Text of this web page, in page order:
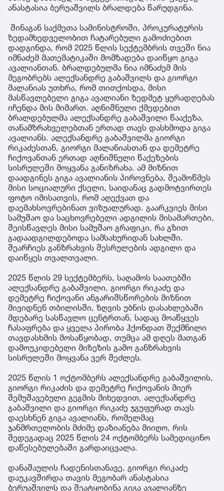
ანასტასია ბერუაშვილს ბრალდება წარუდგინა.
შინაგან საქმეთა სამინისტროში, პროკურატურის
ზედამხედველობით ჩატარებული გამოძიებით
დადგინდა, რომ 2025 წლის სექტემბრის თვეში ნია
იმნაძემ მათემატიკაში მომზადება დაიწყო გიგა
ავალიანთან. ბრალდებულმა ნია იმნაძემ მის
მეგობრებს ალექსანდრე გაბაშვილს და გიორგი
მალანიას უთხრა, რომ თითქოსდა, მისი
მასწავლებელი გიგა ავალიანი ზედმეტ ყურადღებას
იჩენდა მის მიმართ. აღნიშნული ქმედებით
ბრალდებულმა ალექსანდრე გაბაშვილი წააქეზა,
თანამზრახველებთან ერთად თავს დასხმოდა გიგა
ავალიანს. ალექსანდრე გაბაშვილმა გიორგი
რიკაძესთან, გიორგი მალანიასთან და დემეტრე
ჩიქოვანთან ერთად აღნიშნული წაქეზების
სისრულეში მოყვანა განიზრახა. ამ მიზნით
დაადგინეს გიგა ავალიანის პიროვნება, შეამოწმეს
მისი სოციალური ქსელი, საიდანაც გადმოტვირთეს
ფოტო იმისათვის, რომ აღექვათ და
დაემახსოვრებინათ ვიზუალურად. გაარკვიეს მისი
სამუშაო და საცხოვრებელი ადგილის მისამართები,
შეისწავლეს მისი სამუშაო გრაფიკი, რა გზით
გადაადგილდებოდა სამსახურიდან სახლში.
შეარჩიეს განზრახვის შესრულების ადგილი და
დაიწყეს თვალთვალი.
2025 წლის 29 სექტემბერს, საღამოს საათებში
ალექსანდრე გაბაშვილი, გიორგი რიკაძე და
დემეტრე ჩიქოვანი ანგარიშსწორების მიზნით
მივიდნენ თბილისში, ზღვის უბნის დასახლებაში
მდებარე სასწავლო ცენტრთან, სადაც მოაწყვეს
ჩასაფრება და ყველა პირობა ჰქონდათ შექმნილი
თავდასხმის მოსაწყობად, თუმცა ამ დღეს მათგან
დამოუკიდებელი მიზეზის გამო განზრახვის
სისრულეში მოყვანა ვერ შეძლეს.
2025 წლის 1 ოქტომბერს ალექსანდრე გაბაშვილის,
გიორგი რიკაძის და დემეტრე ჩიქოვანის მიერ
შემუშავებული გეგმის მიხედვით, ალექსანდრე
გაბაშვილი და გიორგი რიკაძე ჯგუფურად თავს
დაესხნენ გიგა ავალიანს, რომელმაც
ჯანმრთელობის მძიმე დაზიანება მიიღო, რის
შედეგადაც 2025 წლის 24 ოქტომბერს სამედიცინო
დაწესებულებაში გარდაიცვალა.
დანაშაულის ჩადენისთანავე, გიორგი რიკაძე
დაუკავშირდა თავის მეგობარ ანასტასია
ბერუაშვილს და შეატყობინა გიგა ავალიანზე